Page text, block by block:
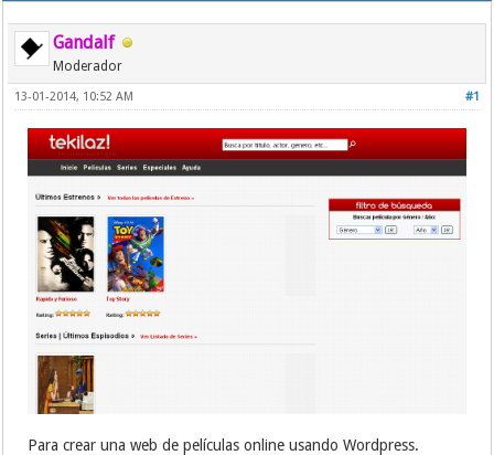
Gandalf
Moderador
#1
13-01-2014, 10:52 AM
Para crear una web de películas online usando Wordpress.